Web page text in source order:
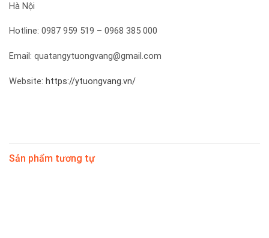
Hà Nội
Hotline: 0987 959 519 – 0968 385 000
Email: quatangytuongvang@gmail.com
Website: https://ytuongvang.vn/
Sản phẩm tương tự